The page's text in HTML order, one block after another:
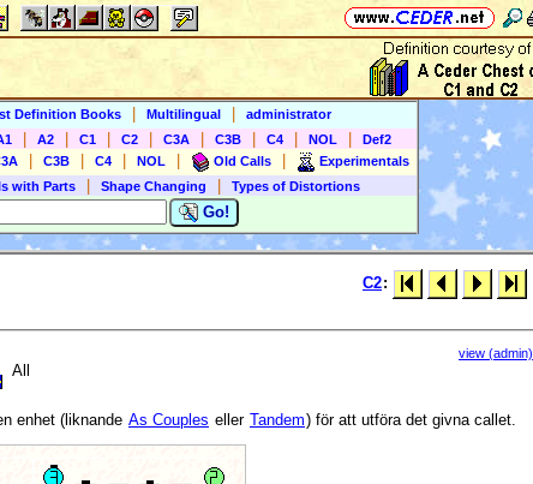
Definition Books Multilingual
administrator
A2 C1 C2 C3A C3B C4 NOL
Def2
C3B C4 NOL Old Calls
Experimentals
with Parts Shape Changing
Types of Distortions
Go!
C2:
All
view (admin)
enhet (liknande As Couples eller Tandem) för att utföra det givna callet.